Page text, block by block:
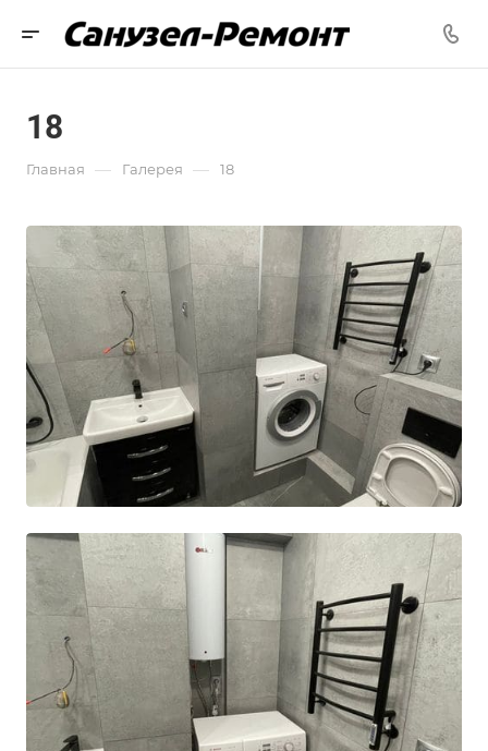
18
Главная — Галерея — 18